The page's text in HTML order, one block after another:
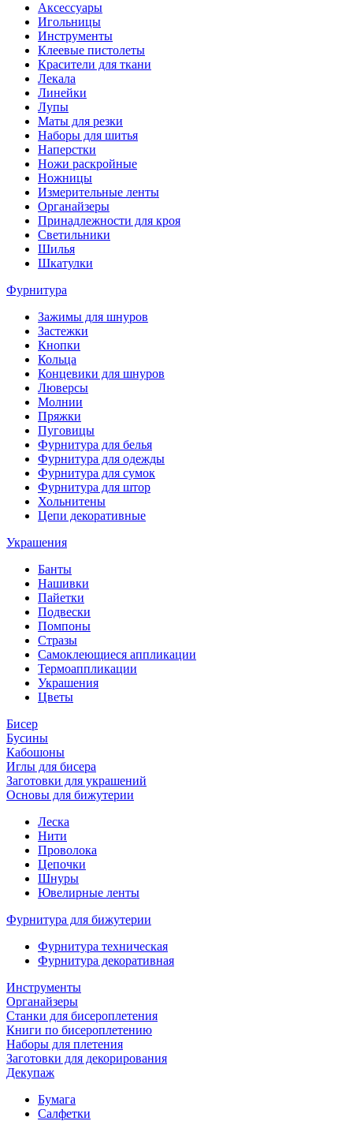
Аксессуары
Игольницы
Инструменты
Клеевые пистолеты
Красители для ткани
Лекала
Линейки
Лупы
Маты для резки
Наборы для шитья
Наперстки
Ножи раскройные
Ножницы
Измерительные ленты
Органайзеры
Принадлежности для кроя
Светильники
Шилья
Шкатулки
Фурнитура
Зажимы для шнуров
Застежки
Кнопки
Кольца
Концевики для шнуров
Люверсы
Молнии
Пряжки
Пуговицы
Фурнитура для белья
Фурнитура для одежды
Фурнитура для сумок
Фурнитура для штор
Хольнитены
Цепи декоративные
Украшения
Банты
Нашивки
Пайетки
Подвески
Помпоны
Стразы
Самоклеющиеся аппликации
Термоаппликации
Украшения
Цветы
Бисер
Бусины
Кабошоны
Иглы для бисера
Заготовки для украшений
Основы для бижутерии
Леска
Нити
Проволока
Цепочки
Шнуры
Ювелирные ленты
Фурнитура для бижутерии
Фурнитура техническая
Фурнитура декоративная
Инструменты
Органайзеры
Станки для бисероплетения
Книги по бисероплетению
Наборы для плетения
Заготовки для декорирования
Декупаж
Бумага
Салфетки